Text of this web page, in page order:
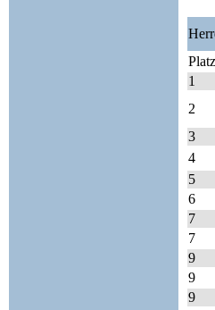
Platz
1
2
3
4
5
6
7
7
9
9
9